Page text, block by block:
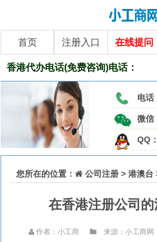
首页 注册入口 在线提问
香港代办电话(免费咨询)电话：
电话
微信
QQ：
您所在的位置： 公司注册 > 港澳台
在香港注册公司的
作者：小工商 来源：小工商网